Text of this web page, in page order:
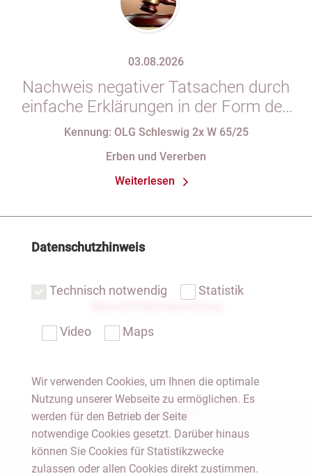
03.08.2026
Nachweis negativer Tatsachen durch
einfache Erklärungen in der Form des
§ 29 GBO (hier: Nichtgeltendmachung
Kennung: OLG Schleswig 2x W 65/25
Erben und Vererben
Weiterlesen
Notar Dresden
Fachgebiete
Datenschutzhinweis
Technisch notwendig Statistik
Video Maps
Wir verwenden Cookies, um Ihnen die optimale
Nutzung unserer Webseite zu ermöglichen. Es
werden für den Betrieb der Seite
notwendige Cookies gesetzt. Darüber hinaus
können Sie Cookies für Statistikzwecke
zulassen oder allen Cookies direkt zustimmen.